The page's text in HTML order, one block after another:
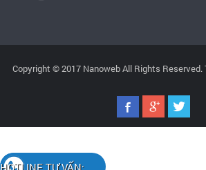
Copyright © 2017 Nanoweb All Rights Reserved.
HOTLINE TƯ VẤN: